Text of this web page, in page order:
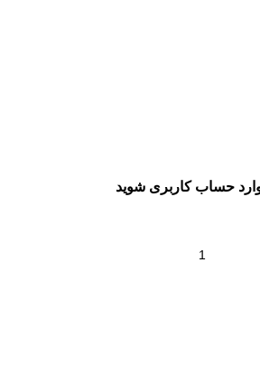
حساب کاربری شوید